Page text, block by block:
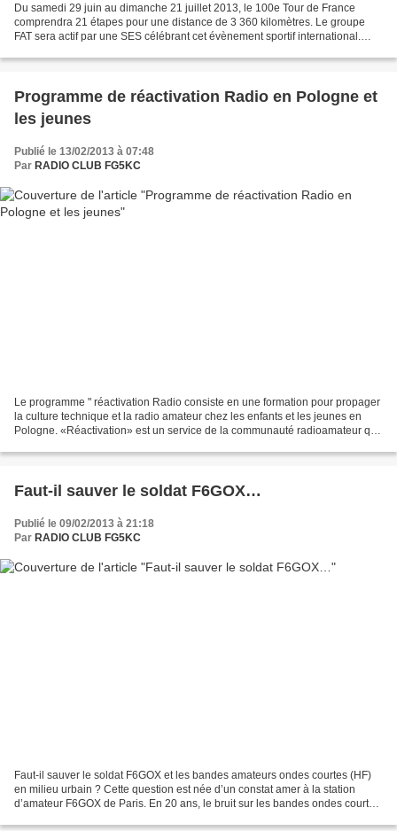
Du samedi 29 juin au dimanche 21 juillet 2013, le 100e Tour de France
comprendra 21 étapes pour une distance de 3 360 kilomètres. Le groupe
FAT sera actif par une SES célébrant cet évènement sportif international.
Programme de réactivation Radio en Pologne et
les jeunes
Publié le 13/02/2013 à 07:48
Par RADIO CLUB FG5KC
Le programme " réactivation Radio consiste en une formation pour propager
la culture technique et la radio amateur chez les enfants et les jeunes en
Pologne. «Réactivation» est un service de la communauté radioamateur qui
Faut-il sauver le soldat F6GOX…
Publié le 09/02/2013 à 21:18
Par RADIO CLUB FG5KC
Faut-il sauver le soldat F6GOX et les bandes amateurs ondes courtes (HF)
en milieu urbain ? Cette question est née d’un constat amer à la station
d’amateur F6GOX de Paris. En 20 ans, le bruit sur les bandes ondes courtes